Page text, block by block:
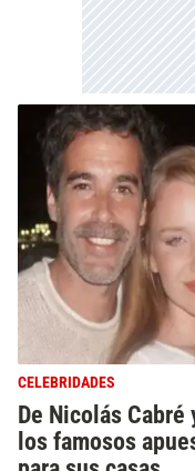
CELEBRIDADES
De Nicolás Cabré
los famosos